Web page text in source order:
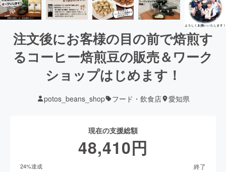
注文後にお客様の目の前で焙煎す
るコーヒー焙煎豆の販売＆ワーク
ショップはじめます！
potos_beans_shop フード・飲食店 愛知県
現在の支援総額
48,410円
24%達成 終了